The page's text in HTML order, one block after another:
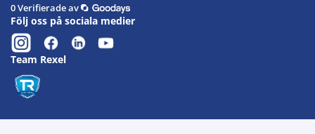
0 Verifierade av
Följ oss på sociala medier
Team Rexel